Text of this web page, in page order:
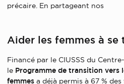
précaire. En partageant nos
Aider les femmes à se
Financé par le CIUSSS du
le Programme de transition vers
femmes a déjà permis à 67 %